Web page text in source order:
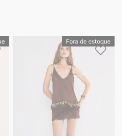
Adicionar à lista de desejos
Fora de estoque